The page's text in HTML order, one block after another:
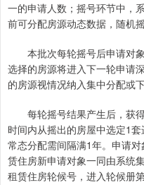
一的申请人数；摇号环节中，
前可分配房源动态数据，随机
本批次每轮摇号后申请对象
选择的房源将进入下一轮申请
的房源视情况纳入集中分配或
每轮摇号结果产生后，获得
时间内从摇出的房屋中选定1
常态分配需间隔满1年。申请
赁住房新申请对象一同由系统
租赁住房轮候号，进入轮候册第